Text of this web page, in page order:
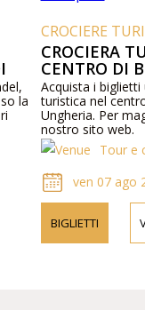
la
CROCIERE
CROCIERA
CENTRO DI
Acquista i
turistica nel
Ungheria. Per
nostro sito web.
Tour e
ven 07 ago
BIGLIETTI